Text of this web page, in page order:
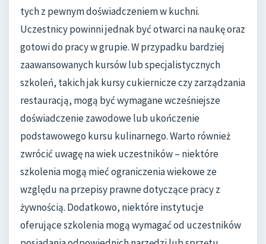
tych z pewnym doświadczeniem w kuchni.
Uczestnicy powinni jednak być otwarci na naukę oraz
gotowi do pracy w grupie. W przypadku bardziej
zaawansowanych kursów lub specjalistycznych
szkoleń, takich jak kursy cukiernicze czy zarządzania
restauracją, mogą być wymagane wcześniejsze
doświadczenie zawodowe lub ukończenie
podstawowego kursu kulinarnego. Warto również
zwrócić uwagę na wiek uczestników – niektóre
szkolenia mogą mieć ograniczenia wiekowe ze
względu na przepisy prawne dotyczące pracy z
żywnością. Dodatkowo, niektóre instytucje
oferujące szkolenia mogą wymagać od uczestników